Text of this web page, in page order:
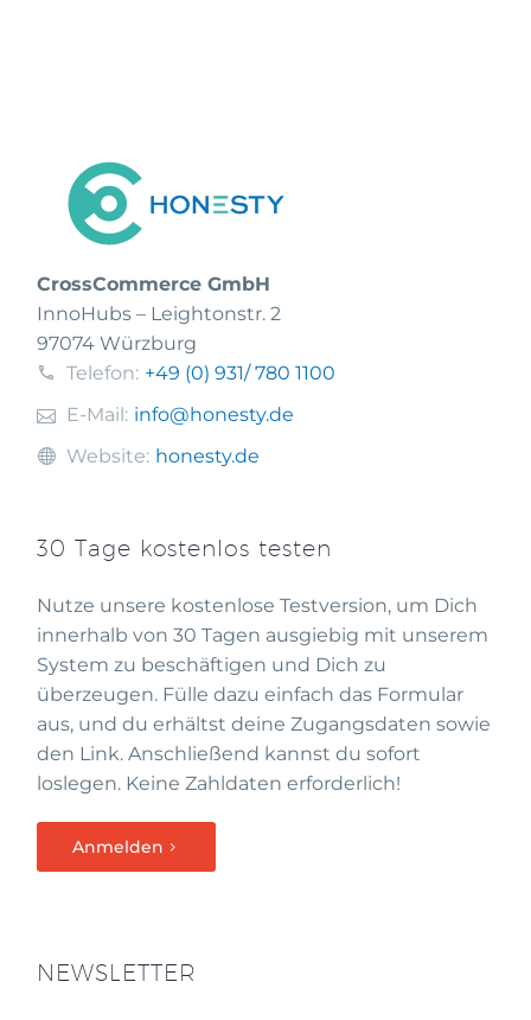
CrossCommerce GmbH
InnoHubs – Leightonstr. 2
97074 Würzburg
Telefon: +49 (0) 931/ 780 1100
E-Mail: info@honesty.de
Website: honesty.de
NEWSLETTER
30 Tage kostenlos testen
Nutze unsere kostenlose Testversion, um Dich
innerhalb von 30 Tagen ausgiebig mit unserem
System zu beschäftigen und Dich zu
überzeugen. Fülle dazu einfach das Formular
aus, und du erhältst deine Zugangsdaten sowie
den Link. Anschließend kannst du sofort
loslegen. Keine Zahldaten erforderlich!
Anmelden